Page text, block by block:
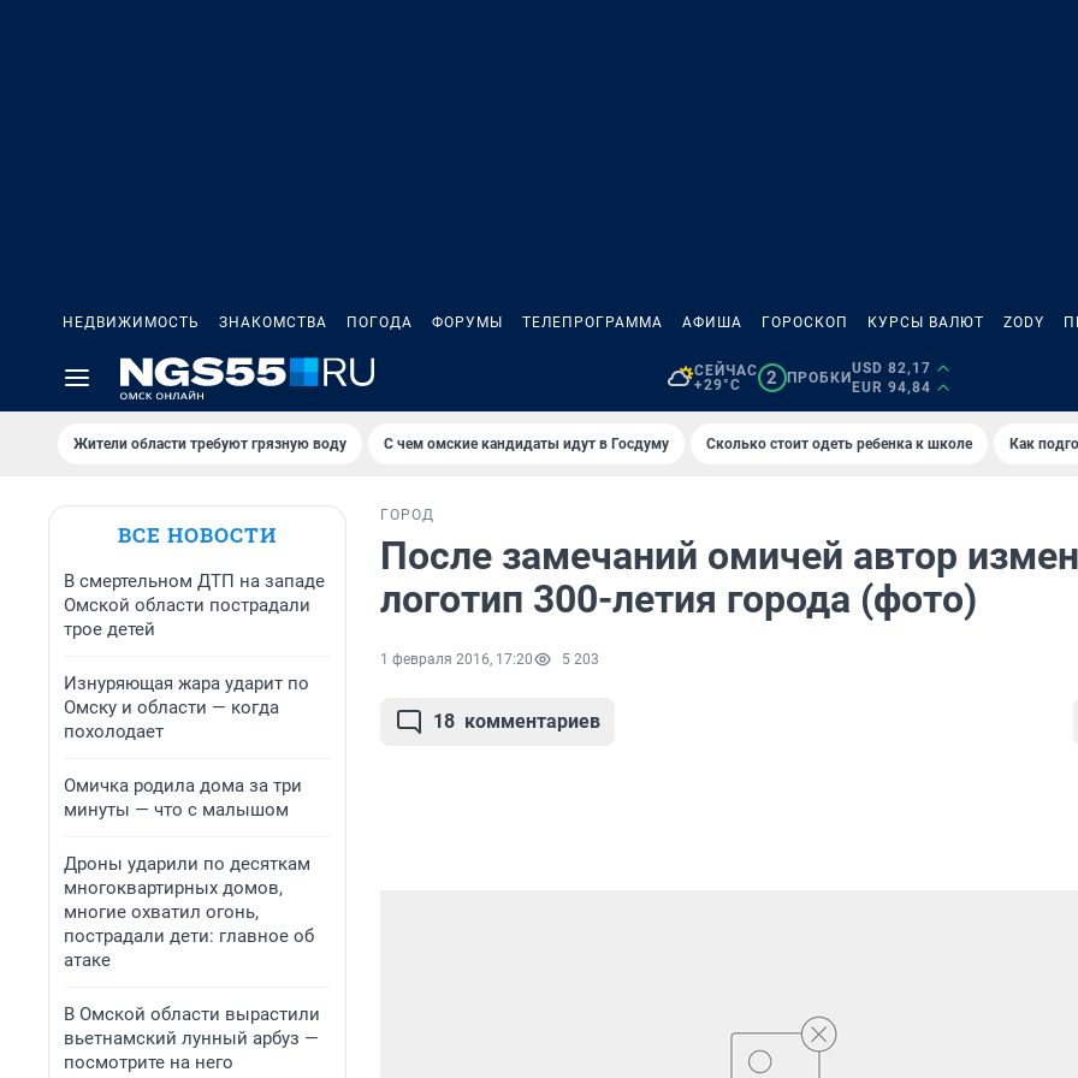
НЕДВИЖИМОСТЬ ЗНАКОМСТВА ПОГОДА ФОРУМЫ ТЕЛЕПРОГРАММА АФИША ГОРОСКОП КУРСЫ ВАЛЮТ ZODY
СЕЙЧАС
+29°C
2 ПРОБКИ
USD 82,17
EUR 94,84
Жители области требуют грязную воду С чем омские кандидаты идут в Госдуму Сколько стоит одеть ребенка к школе Как
ВСЕ НОВОСТИ
В смертельном ДТП на западе
Омской области пострадали
трое детей
Изнуряющая жара ударит по
Омску и области — когда
похолодает
Омичка родила дома за три
минуты — что с малышом
Дроны ударили по десяткам
многоквартирных домов,
многие охватил огонь,
пострадали дети: главное об
атаке
В Омской области вырастили
вьетнамский лунный арбуз —
посмотрите на него
ГОРОД
После замечаний омичей автор
логотип 300-летия города (фото)
1 февраля 2016, 17:20 5 203
18 комментариев